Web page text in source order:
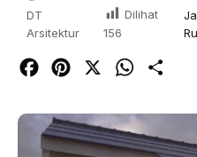
DT
Arsitektur
Dilihat
156
FacebookPinterest WhatsApp